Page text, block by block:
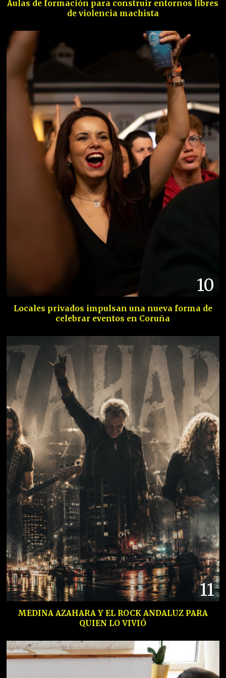
Aulas de formación para construir entornos libres
de violencia machista
10
Locales privados impulsan una nueva forma de
celebrar eventos en Coruña
11
MEDINA AZAHARA Y EL ROCK ANDALUZ PARA
QUIEN LO VIVIÓ